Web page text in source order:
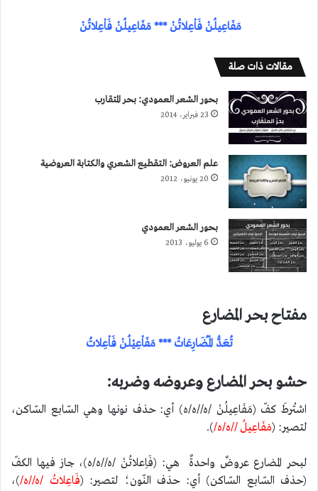
مَفَاعِيلُنْ فَاْعِلاتُنْ *** مَفَاعِيلُنْ فَاْعِلاتُنْ
مقالات ذات صلة
بحور الشعر العمودي: بحر المتقارب
23 فبراير، 2014
علم العروض: التقطيع الشعري والكتابة العروضية
20 يونيو، 2012
بحور الشعر العمودي
6 يوليو، 2013
مفتاح بحر المضارع
تُعَدُّ الْمُضَارِعَاتُ *** مَفَاْعِيْلُنْ فَاْعِلاتُ
حشو بحر المضارع وعروضه وضربه:
اشتُرطَ كفّ (مَفَاعِيلُنْ /ه//ه/ه) أي: حذف نونها وهي السّابع السّاكن،
لتصير: (مَفَاعِيلُ //ه/ه/).
لبحر المضارع عروضٌ واحدةٌ هي: (فَاِعلاتُنْ /ه//ه/ه)، جاز فيها الكفّ
(حذف السّابع السّاكن) أي: حذف النّون؛ لتصير: (فَاعِلاتُ /ه//ه/)،